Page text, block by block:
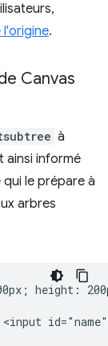
l'origine.
Canvas
à
ainsi informé
le prépare à
arbres
height: